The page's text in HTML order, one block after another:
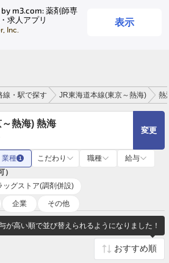
m3.com: 薬剤師専
求人アプリ
Inc.
表示
ログイン
線・駅で探す JR東海道本線(東京～熱海) 熱
熱海) 熱海
変更
業種 1 こだわり 職種
給与
ッグストア(調剤併設)
企業 その他
が高い順で並び替えられるようになりました！